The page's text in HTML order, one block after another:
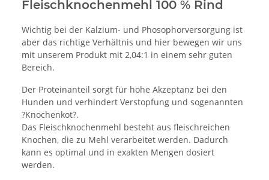
Fleischknochenmehl 100 % Rind
Wichtig bei der Kalzium- und Phosophorversorgung ist
aber das richtige Verhältnis und hier bewegen wir uns
mit unserem Produkt mit 2,04:1 in einem sehr guten
Bereich.
Der Proteinanteil sorgt für hohe Akzeptanz bei den
Hunden und verhindert Verstopfung und sogenannten
?Knochenkot?.
Das Fleischknochenmehl besteht aus fleischreichen
Knochen, die zu Mehl verarbeitet werden. Dadurch
kann es optimal und in exakten Mengen dosiert
werden.